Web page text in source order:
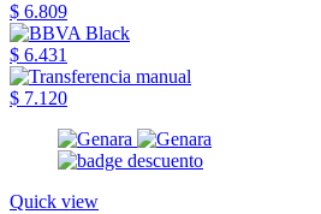
$ 6.809
$ 6.431
$ 7.120
Quick view